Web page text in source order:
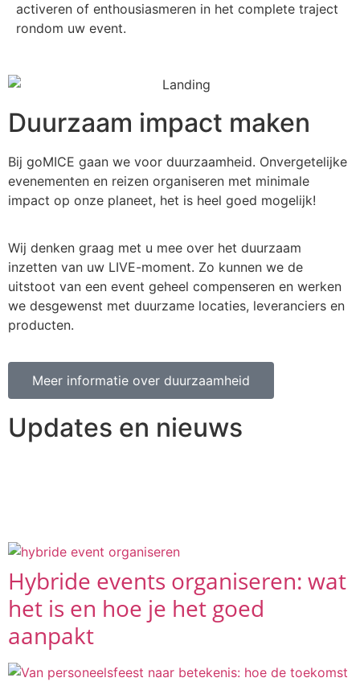
activeren of enthousiasmeren in het complete traject
rondom uw event.
Duurzaam impact maken
Bij goMICE gaan we voor duurzaamheid. Onvergetelijke
evenementen en reizen organiseren met minimale
impact op onze planeet, het is heel goed mogelijk!
Wij denken graag met u mee over het duurzaam
inzetten van uw LIVE-moment. Zo kunnen we de
uitstoot van een event geheel compenseren en werken
we desgewenst met duurzame locaties, leveranciers en
producten.
Meer informatie over duurzaamheid
Updates en nieuws
Hybride events organiseren: wat
het is en hoe je het goed
aanpakt